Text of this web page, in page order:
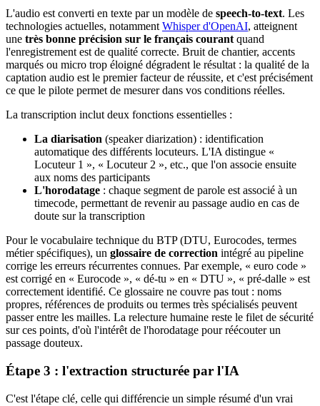
L'audio est converti en texte par un modèle de speech-to-text. Les
technologies actuelles, notamment Whisper d'OpenAI, atteignent
une très bonne précision sur le français courant quand
l'enregistrement est de qualité correcte. Bruit de chantier, accents
marqués ou micro trop éloigné dégradent le résultat : la qualité de la
captation audio est le premier facteur de réussite, et c'est précisément
ce que le pilote permet de mesurer dans vos conditions réelles.
La transcription inclut deux fonctions essentielles :
La diarisation (speaker diarization) : identification
automatique des différents locuteurs. L'IA distingue «
Locuteur 1 », « Locuteur 2 », etc., que l'on associe ensuite
aux noms des participants
L'horodatage : chaque segment de parole est associé à un
timecode, permettant de revenir au passage audio en cas de
doute sur la transcription
Pour le vocabulaire technique du BTP (DTU, Eurocodes, termes
métier spécifiques), un glossaire de correction intégré au pipeline
corrige les erreurs récurrentes connues. Par exemple, « euro code »
est corrigé en « Eurocode », « dé-tu » en « DTU », « pré-dalle » est
correctement identifié. Ce glossaire ne couvre pas tout : noms
propres, références de produits ou termes très spécialisés peuvent
passer entre les mailles. La relecture humaine reste le filet de sécurité
sur ces points, d'où l'intérêt de l'horodatage pour réécouter un
passage douteux.
Étape 3 : l'extraction structurée par l'IA
C'est l'étape clé, celle qui différencie un simple résumé d'un vrai